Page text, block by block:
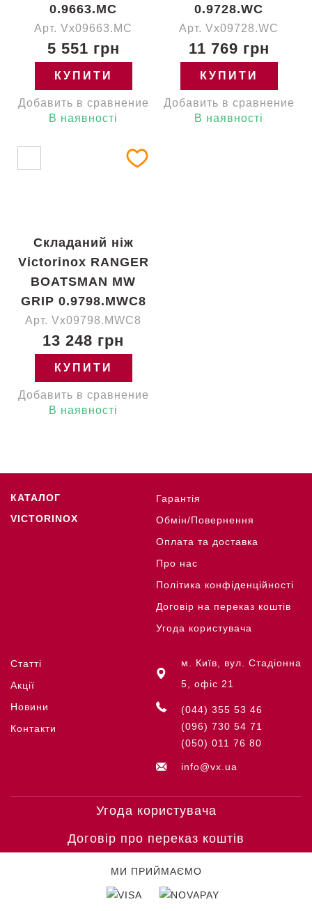
0.9663.MC
Арт. Vx09663.MC
5 551 грн
КУПИТИ
Добавить в сравнение
В наявності
0.9728.WC
Арт. Vx09728.WC
11 769 грн
КУПИТИ
Добавить в сравнение
В наявності
Складаний ніж
Victorinox RANGER
BOATSMAN MW
GRIP 0.9798.MWC8
Арт. Vx09798.MWC8
13 248 грн
КУПИТИ
Добавить в сравнение
В наявності
КАТАЛОГ
VICTORINOX
Гарантія
Обмін/Повернення
Оплата та доставка
Про нас
Політика конфіденційності
Договір на переказ коштів
Угода користувача
Статті
Акції
Новини
Контакти
м. Київ, вул. Стадіонна
5, офіс 21
(044) 355 53 46
(096) 730 54 71
(050) 011 76 80
info@vx.ua
Угода користувача
Договір про переказ коштів
МИ ПРИЙМАЄМО